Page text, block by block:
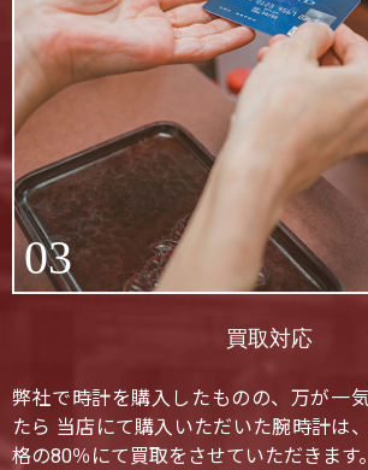
03
買取対応
弊社で時計を購入したものの、万が一
たら 当店にて購入いただいた腕時計は
格の80％にて買取をさせていただきます。